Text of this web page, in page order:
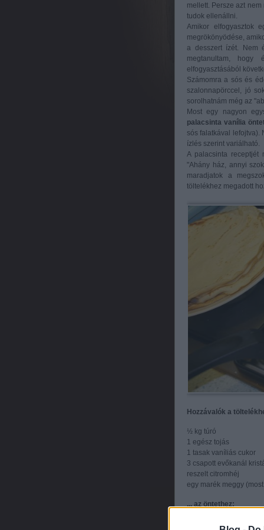
mellett. Persze azt
tudok ellenállni.
Amikor elfogyasztok
megrökönyödése,
a desszert ízét. Nem
megtanultam, hogy
elfogyasztásából
Számomra a sós és
szalonnapörccel, jó
sorolhatnám még az
Most egy nagyon
palacsinta vanília
sós falatkával lefojtva).
ízlés szerint variálható.
A palacsinta receptjét
"Ahány ház, annyi
maradjatok a
töltelékhez megadott
Hozzávalók a
½ kg túró
1 egész tojás
1 tasak vaníliás cukor
3 csapott evőkanál
reszelt citromhéj
egy marék meggy
... az öntethez: